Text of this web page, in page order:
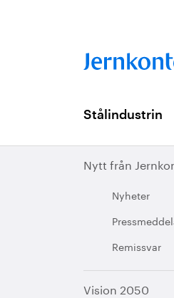
Stålindustrin
Nytt från
Nyheter
Remissvar
Vision 2050